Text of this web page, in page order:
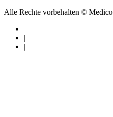
Alle Rechte vorbehalten ©
|
|